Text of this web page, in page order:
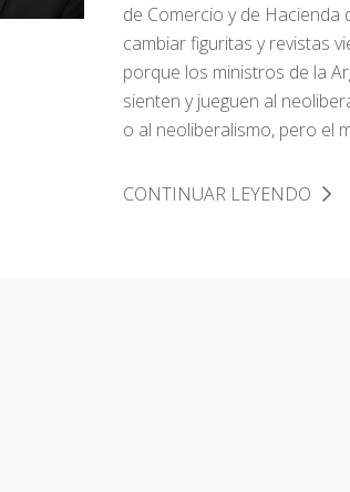
de Comercio y de Hacienda
cambiar figuritas y revistas
porque los ministros de la
sienten y jueguen al
o al neoliberalismo, pero el
CONTINUAR LEYENDO